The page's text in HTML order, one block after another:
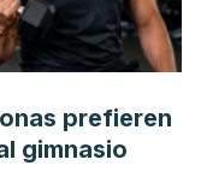
prefieren
gimnasio